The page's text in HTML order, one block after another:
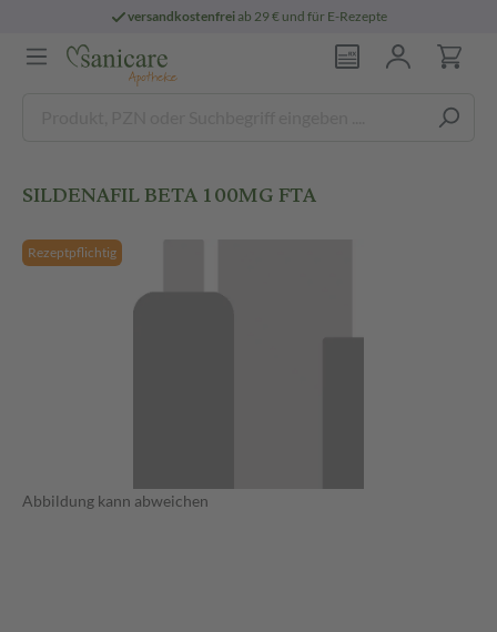
versandkostenfreiab 29 € und für E-Rezepte
SILDENAFIL BETA 100MG FTA
Rezeptpflichtig
Abbildung kann abweichen